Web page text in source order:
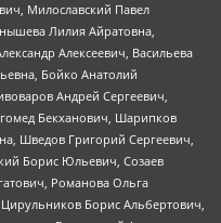
Милославский Павел
Лилия Айратовна,
Алексеевич, Васильева
Бойко Анатолий
Андрей Сергеевич,
Бекханович, Шарипков
Шведов Григорий Сергеевич,
Борис Юльевич, Созаев
Романова Ольга
Борис Альбертович,